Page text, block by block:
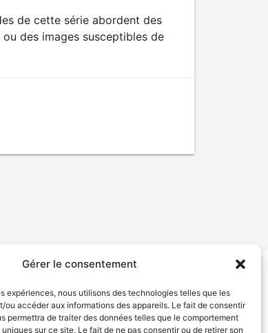
Gérer le consentement
expériences, nous utilisons des technologies telles que les
ou accéder aux informations des appareils. Le fait de consentir
permettra de traiter des données telles que le comportement
sur ce site. Le fait de ne pas consentir ou de retirer son
de cette série abordent des
des images susceptibles de
Politique de confidentialité